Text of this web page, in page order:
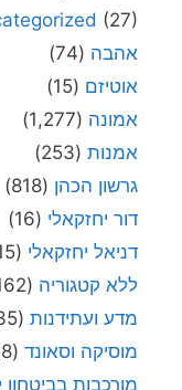
(27)
אהבה (74)
אוטיזם (15)
אמונה (1,277)
אמנות (253)
גרשון הכהן (818)
דור יחזקאלי (16)
דניאל יחזקאלי (15)
ללא קטגוריה (162)
מדע ועתידנות (135)
מוסיקה וסאונד (8)
מורכבות בביטחון